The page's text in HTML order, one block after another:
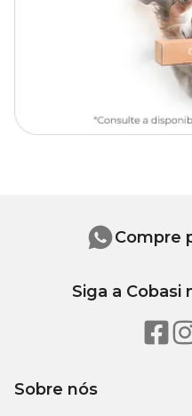
Na Cobasi, você encontra a
Sobre nós
Compre
Siga a Cobasi